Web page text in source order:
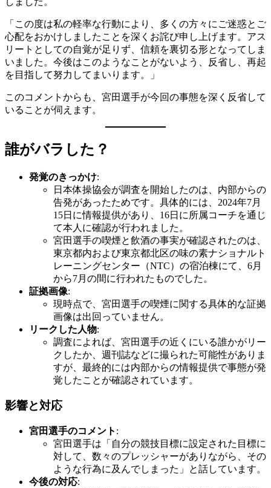
「この度は私の軽率な行動により、多くの方々にご迷惑とご
心配をおかけしましたことを深くお詫び申し上げます。アス
リートとしての自覚が足りず、信頼を裏切る形となってしま
いました。今後はこのようなことがないよう、反省し、再起
を目指して努力してまいります。」
このコメントからも、宮田選手が今回の事態を深く反省して
いることが伺えます。
誰がバラした？
発覚のきっかけ:
日本体操協会が調査を開始したのは、内部からの
告発があったためです。具体的には、2024年7月
15日に情報提供があり、16日に所属コーチを通じ
て本人に確認が行われました。
宮田選手の喫煙と飲酒の事実が確認されたのは、
東京都内および東京都北区の味の素ナショナルト
レーニングセンター（NTC）の宿泊棟にて、6月
から7月の間に行われたものでした。
証拠画像:
現時点で、宮田選手の喫煙に関する具体的な証拠
画像は出回っていません。
リークした人物:
調査によれば、宮田選手の近くにいる誰かがリー
クしたか、週刊誌などに撮られた可能性がありま
すが、最終的には内部からの情報提供で事態が発
覚したことが確認されています。
影響と対応
宮田選手のコメント :
宮田選手は「自分の競技目標に設定された目標に
対して、数々のプレッシャーがありながら、その
ような行為に及んでしまった」と話しています。
今後の対応: